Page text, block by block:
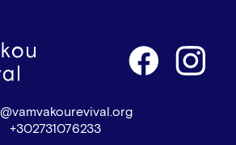
+302731076233